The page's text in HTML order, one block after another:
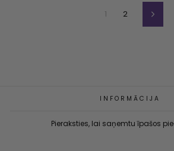
1 2
INFORMĀCIJA
Pieraksties, lai saņemtu īpašos